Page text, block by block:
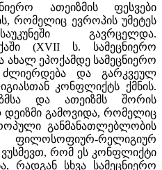
ათეიზმის ფესვები
რომელიც ევროპის უმეტეს
გავრცელდა.
(XVII ს. სამეცნიერო
ეპოქამდე სამეცნიერო
ძლიერდება და გარკვეულ
კონფლიქტს ქმნის.
და ათეიზმს შორის
გამოვიდა, რომელიც
განმანათლებლობის
რელიგიურ
ვუსმევთ, რომ ეს კონფლიქტი
რადგან სხვა სამეცნიერო